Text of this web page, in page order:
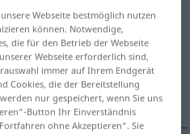
anklicken/antippen)
Webseite bestmöglich nutzen
können. Notwendige,
die für den Betrieb der Webseite
Webseite erforderlich sind,
immer auf Ihrem Endgerät
Cookies, die der Bereitstellung
nur gespeichert, wenn Sie uns
Button Ihr Einverständnis
ohne Akzeptieren“. Sie